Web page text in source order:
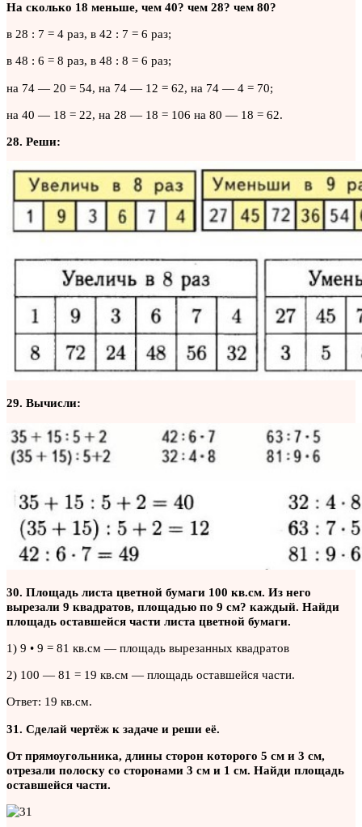
На сколько 18 меньше, чем 40? чем 28? чем 80?
в 28 : 7 = 4 раз, в 42 : 7 = 6 раз;
в 48 : 6 = 8 раз, в 48 : 8 = 6 раз;
на 74 — 20 = 54, на 74 — 12 = 62, на 74 — 4 = 70;
на 40 — 18 = 22, на 28 — 18 = 106 на 80 — 18 = 62.
28. Реши:
29. Вычисли:
30. Площадь листа цветной бумаги 100 кв.см. Из него
вырезали 9 квадратов, площадью по 9 см? каждый. Найди
площадь оставшейся части листа цветной бумаги.
1) 9 • 9 = 81 кв.см — площадь вырезанных квадратов
2) 100 — 81 = 19 кв.см — площадь оставшейся части.
Ответ: 19 кв.см.
31. Сделай чертёж к задаче и реши её.
От прямоугольника, длины сторон которого 5 см и 3 см,
отрезали полоску со сторонами 3 см и 1 см. Найди площадь
оставшейся части.